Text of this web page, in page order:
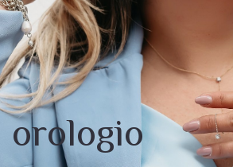
orologio